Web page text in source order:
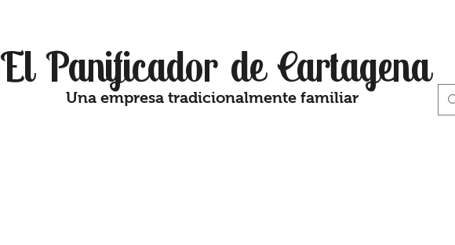
El Panificador de Cartagena
Una empresa tradicionalmente familiar